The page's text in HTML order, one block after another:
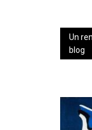
Un
blog